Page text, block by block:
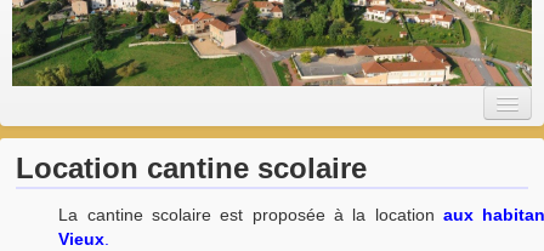
St Haon-le-Vieux
Location cantine scolaire
La cantine scolaire est proposée à la location aux
Vieux.